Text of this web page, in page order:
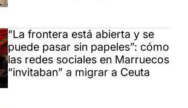
“La frontera está abierta y se
puede pasar sin papeles”: cómo
las redes sociales en Marruecos
“invitaban” a migrar a Ceuta